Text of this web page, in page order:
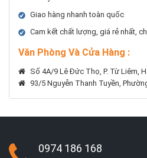
Giao hàng nhanh toàn quốc
Cam kết chất lượng, giá rẻ nhất,
Văn Phòng Và Cửa Hàng :
Số 4A/9 Lê Đức Thọ, P. Từ Liêm,
93/5 Nguyễn Thanh Tuyền,
0974 186 168